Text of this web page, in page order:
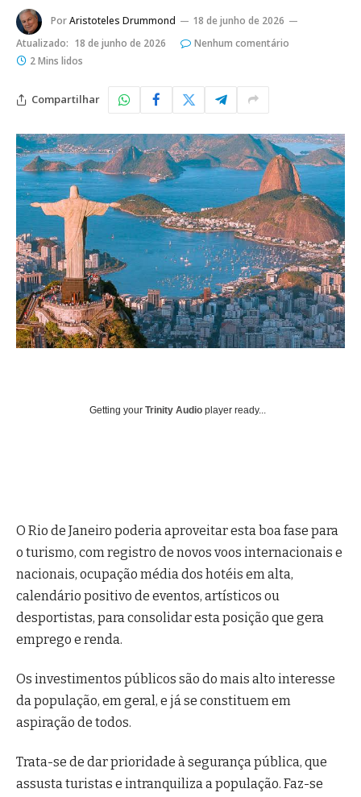
PorAristoteles Drummond
18 de junho de 2026
Atualizado: 18 de junho de 2026
Nenhum comentário
2 Mins lidos
Compartilhar
Getting your Trinity Audio player ready...
O Rio de Janeiro poderia aproveitar esta boa fase para
o turismo, com registro de novos voos internacionais e
nacionais, ocupação média dos hotéis em alta,
calendário positivo de eventos, artísticos ou
desportistas, para consolidar esta posição que gera
emprego e renda.
Os investimentos públicos são do mais alto interesse
da população, em geral, e já se constituem em
aspiração de todos.
Trata-se de dar prioridade à segurança pública, que
assusta turistas e intranquiliza a população. Faz-se